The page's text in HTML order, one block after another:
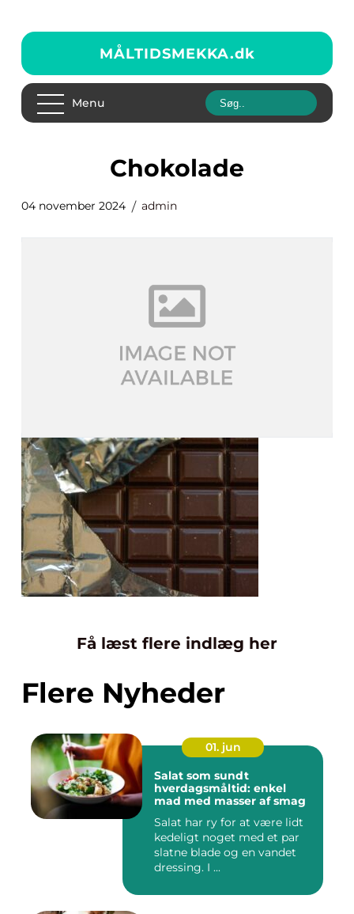
MÅLTIDSMEKKA.dk
Menu
Chokolade
04 november 2024 admin
Få læst flere indlæg her
Flere Nyheder
01. jun
Salat som sundt
hverdagsmåltid: enkel
mad med masser af smag
Salat har ry for at være lidt
kedeligt noget med et par
slatne blade og en vandet
dressing. I ...